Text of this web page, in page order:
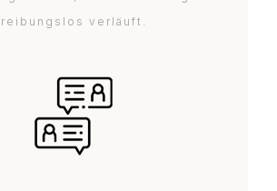
reibungslos verläuft.